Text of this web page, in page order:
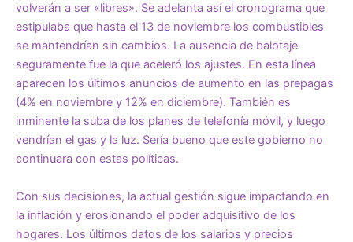
volverán a ser «libres». Se adelanta así el cronograma que
estipulaba que hasta el 13 de noviembre los combustibles
se mantendrían sin cambios. La ausencia de balotaje
seguramente fue la que aceleró los ajustes. En esta línea
aparecen los últimos anuncios de aumento en las prepagas
(4% en noviembre y 12% en diciembre). También es
inminente la suba de los planes de telefonía móvil, y luego
vendrían el gas y la luz. Sería bueno que este gobierno no
continuara con estas políticas.
Con sus decisiones, la actual gestión sigue impactando en
la inflación y erosionando el poder adquisitivo de los
hogares. Los últimos datos de los salarios y precios